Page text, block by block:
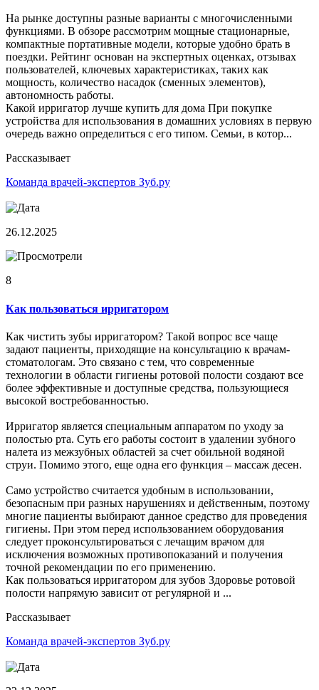
На рынке доступны разные варианты с многочисленными
функциями. В обзоре рассмотрим мощные стационарные,
компактные портативные модели, которые удобно брать в
поездки. Рейтинг основан на экспертных оценках, отзывах
пользователей, ключевых характеристиках, таких как
мощность, количество насадок (сменных элементов),
автономность работы.
Какой ирригатор лучше купить для дома При покупке
устройства для использования в домашних условиях в первую
очередь важно определиться с его типом. Семьи, в котор...
Рассказывает
Команда врачей-экспертов Зуб.ру
26.12.2025
8
Как пользоваться ирригатором
Как чистить зубы ирригатором? Такой вопрос все чаще
задают пациенты, приходящие на консультацию к врачам-
стоматологам. Это связано с тем, что современные
технологии в области гигиены ротовой полости создают все
более эффективные и доступные средства, пользующиеся
высокой востребованностью.
Ирригатор является специальным аппаратом по уходу за
полостью рта. Суть его работы состоит в удалении зубного
налета из межзубных областей за счет обильной водяной
струи. Помимо этого, еще одна его функция – массаж десен.
Само устройство считается удобным в использовании,
безопасным при разных нарушениях и действенным, поэтому
многие пациенты выбирают данное средство для проведения
гигиены. При этом перед использованием оборудования
следует проконсультироваться с лечащим врачом для
исключения возможных противопоказаний и получения
точной рекомендации по его применению.
Как пользоваться ирригатором для зубов Здоровье ротовой
полости напрямую зависит от регулярной и ...
Рассказывает
Команда врачей-экспертов Зуб.ру